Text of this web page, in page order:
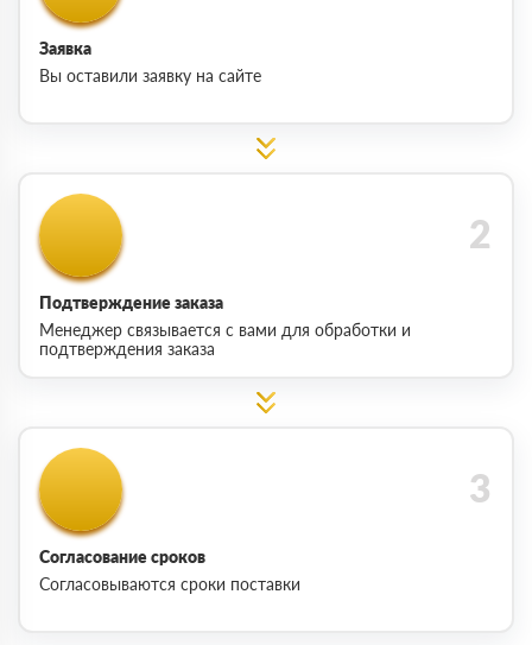
Заявка
Вы оставили заявку на сайте
Подтверждение заказа
Менеджер связывается с вами для обработки и
подтверждения заказа
Согласование сроков
Согласовываются сроки поставки